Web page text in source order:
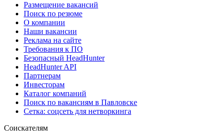
Размещение вакансий
Поиск по резюме
О компании
Наши вакансии
Реклама на сайте
Требования к ПО
Безопасный HeadHunter
HeadHunter API
Партнерам
Инвесторам
Каталог компаний
Поиск по вакансиям в Павловске
Сетка: соцсеть для нетворкинга
Соискателям